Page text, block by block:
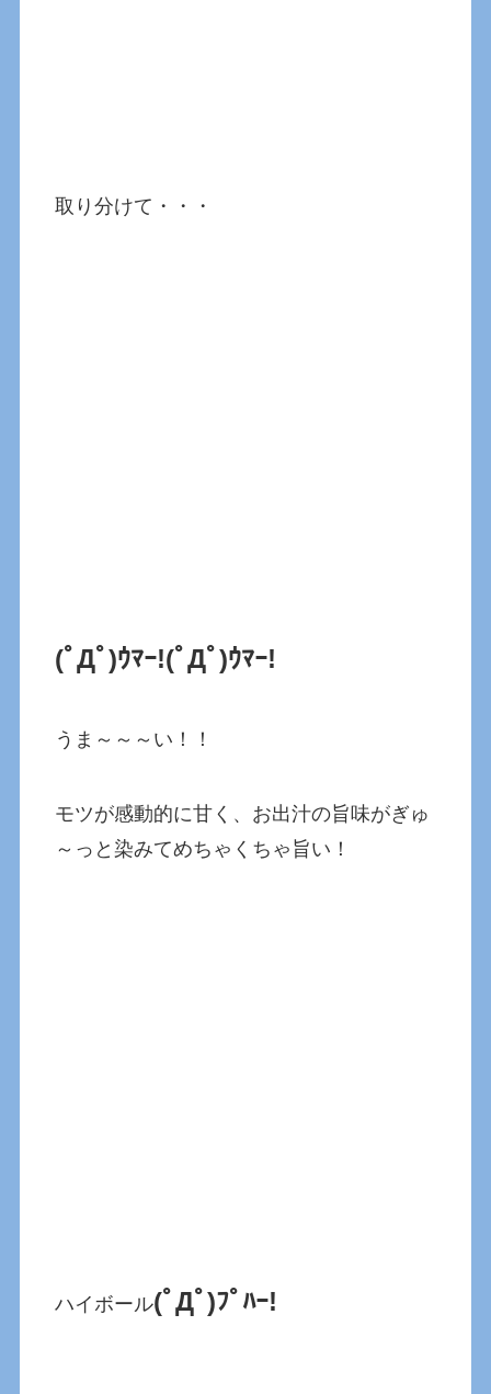
取り分けて・・・
(ﾟДﾟ)ｳﾏｰ!(ﾟДﾟ)ｳﾏｰ!
うま～～～い！！
モツが感動的に甘く、お出汁の旨味がぎゅ
～っと染みてめちゃくちゃ旨い！
ハイボール(ﾟДﾟ)ﾌﾟﾊｰ!